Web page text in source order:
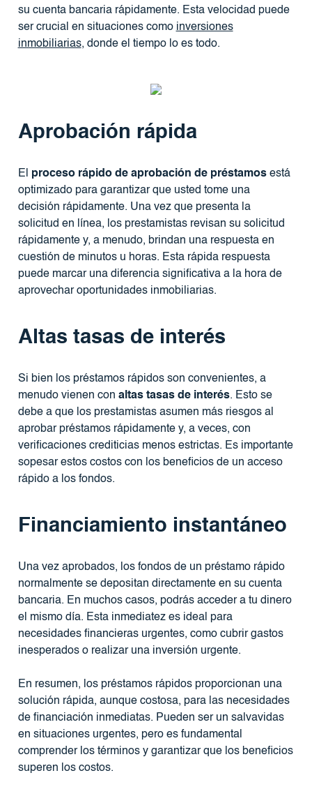
su cuenta bancaria rápidamente. Esta velocidad puede
ser crucial en situaciones como inversiones
inmobiliarias, donde el tiempo lo es todo.
Aprobación rápida
El proceso rápido de aprobación de préstamosestá
optimizado para garantizar que usted tome una
decisión rápidamente. Una vez que presenta la
solicitud en línea, los prestamistas revisan su solicitud
rápidamente y, a menudo, brindan una respuesta en
cuestión de minutos u horas. Esta rápida respuesta
puede marcar una diferencia significativa a la hora de
aprovechar oportunidades inmobiliarias.
Altas tasas de interés
Si bien los préstamos rápidos son convenientes, a
menudo vienen con altas tasas de interés. Esto se
debe a que los prestamistas asumen más riesgos al
aprobar préstamos rápidamente y, a veces, con
verificaciones crediticias menos estrictas. Es importante
sopesar estos costos con los beneficios de un acceso
rápido a los fondos.
Financiamiento instantáneo
Una vez aprobados, los fondos de un préstamo rápido
normalmente se depositan directamente en su cuenta
bancaria. En muchos casos, podrás acceder a tu dinero
el mismo día. Esta inmediatez es ideal para
necesidades financieras urgentes, como cubrir gastos
inesperados o realizar una inversión urgente.
En resumen, los préstamos rápidos proporcionan una
solución rápida, aunque costosa, para las necesidades
de financiación inmediatas. Pueden ser un salvavidas
en situaciones urgentes, pero es fundamental
comprender los términos y garantizar que los beneficios
superen los costos.